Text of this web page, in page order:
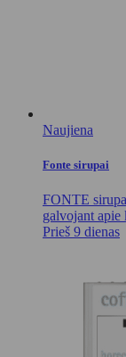
Naujiena
Fonte sirupai
FONTE
galvojant apie
Prieš 9 dienas